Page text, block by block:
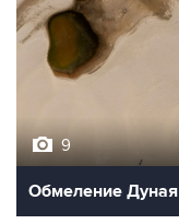
9
Обмеление Дуная